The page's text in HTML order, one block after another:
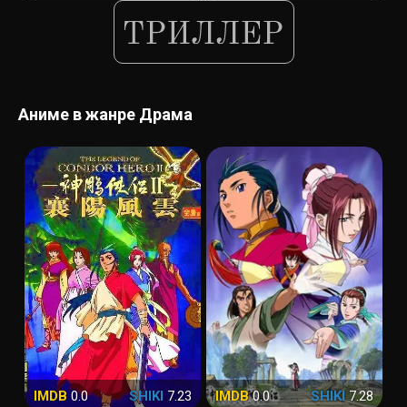
Аниме в жанре Драма
IMDB0.0 SHIKI 7.23
IMDB0.0 SHIKI7.28